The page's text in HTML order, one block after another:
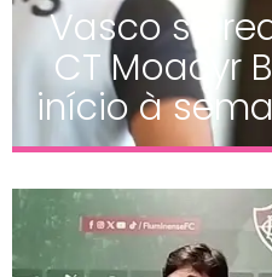
Vasco se
CT Moacyr
início à